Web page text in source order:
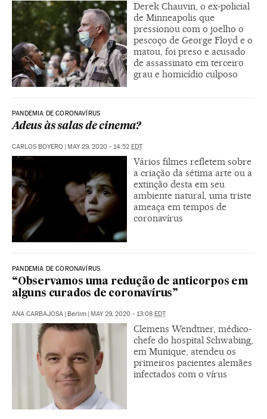
Derek Chauvin, o ex-policial
de Minneapolis que
pressionou com o joelho o
pescoço de George Floyd e o
matou, foi preso e acusado
de assassinato em terceiro
grau e homicídio culposo
PANDEMIA DE CORONAVÍRUS
Adeus às salas de cinema?
CARLOS BOYERO | MAY 29, 2020 - 14:52 EDT
Vários filmes refletem sobre
a criação da sétima arte ou a
extinção desta em seu
ambiente natural, uma triste
ameaça em tempos de
coronavírus
PANDEMIA DE CORONAVÍRUS
“Observamos uma redução de anticorpos em
alguns curados de coronavírus”
ANA CARBAJOSA | Berlim | MAY 29, 2020 - 13:08 EDT
Clemens Wendtner, médico-
chefe do hospital Schwabing,
em Munique, atendeu os
primeiros pacientes alemães
infectados com o vírus